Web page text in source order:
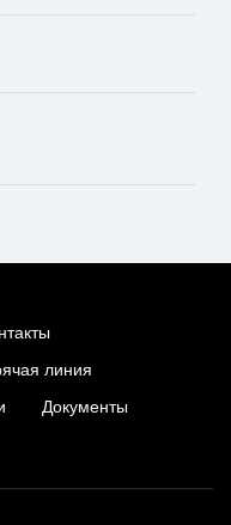
линия
Документы